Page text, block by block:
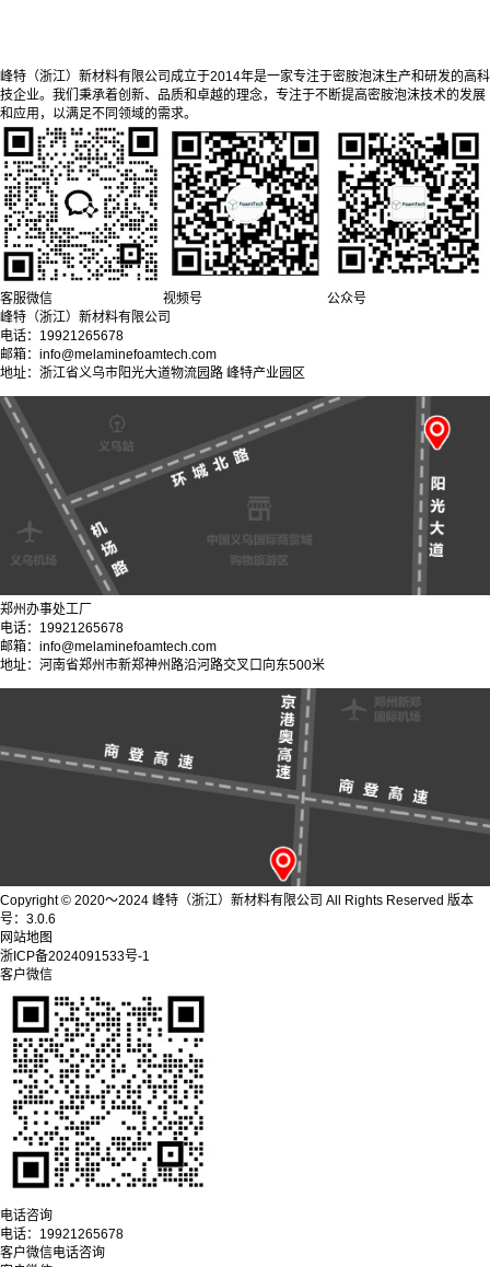
峰特（浙江）新材料有限公司成立于2014年是一家专注于密胺泡沫生产和研发的高科
技企业。我们秉承着创新、品质和卓越的理念，专注于不断提高密胺泡沫技术的发展
和应用，以满足不同领域的需求。
客服微信 视频号
公众号
峰特（浙江）新材料有限公司
电话：19921265678
邮箱：info@melaminefoamtech.com
地址：浙江省义乌市阳光大道物流园路 峰特产业园区
郑州办事处工厂
电话：19921265678
邮箱：info@melaminefoamtech.com
地址：河南省郑州市新郑神州路沿河路交叉口向东500米
Copyright © 2020～2024 峰特（浙江）新材料有限公司 All Rights Reserved 版本
号：3.0.6
网站地图
浙ICP备2024091533号-1
客户微信
电话咨询
电话： 19921265678
客户微信电话咨询